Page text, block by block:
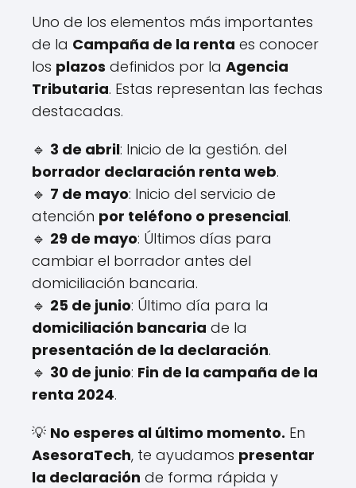
Uno de los elementos más importantes
de la Campaña de la renta es conocer
los plazos definidos por la Agencia
Tributaria. Estas representan las fechas
destacadas.
🔹 3 de abril: Inicio de la gestión. del
borrador declaración renta web.
🔹 7 de mayo: Inicio del servicio de
atención por teléfono o presencial.
🔹 29 de mayo: Últimos días para
cambiar el borrador antes del
domiciliación bancaria.
🔹 25 de junio: Último día para la
domiciliación bancaria de la
presentación de la declaración.
🔹 30 de junio: Fin de la campaña de la
renta 2024.
💡 No esperes al último momento. En
AsesoraTech, te ayudamos presentar
la declaración de forma rápida y